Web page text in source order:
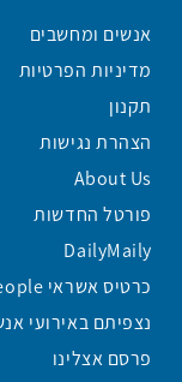
אנשים ומחשבים
מדיניות הפרטיות
תקנון
הצהרת נגישות
About Us
פורטל החדשות
DailyMaily
כרטיס אשראי AMEX - The People
נצפיתם באירועי
פרסם אצלינו